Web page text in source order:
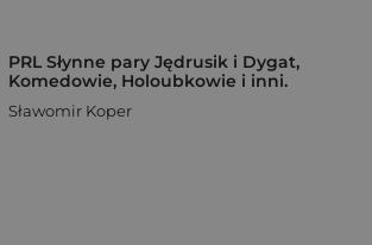
PRL Słynne pary Jędrusik i Dygat,
Komedowie, Holoubkowie i inni.
Sławomir Koper